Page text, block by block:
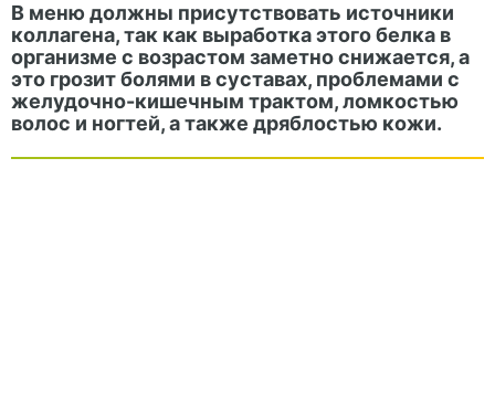
В меню должны присутствовать источники
коллагена, так как выработка этого белка в
организме с возрастом заметно снижается, а
это грозит болями в суставах, проблемами с
желудочно-кишечным трактом, ломкостью
волос и ногтей, а также дряблостью кожи.